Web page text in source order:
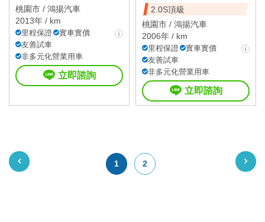
桃園市 / 鴻揚汽車
2013年 / km
里程保證
實車實價
友善試車
非多元化營業用車
立即諮詢
2.0S頂級
桃園市 / 鴻揚汽車
2006年 / km
里程保證
實車實價
友善試車
非多元化營業用車
立即諮詢
1 2